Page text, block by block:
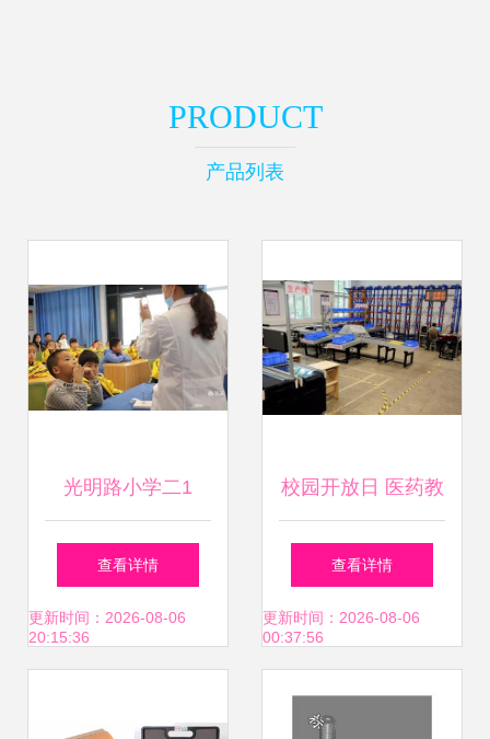
PRODUCT
产品列表
光明路小学二1
班“我是眼科小医
生”实践活动圆满举
查看详情
更新时间：2026-08-06
20:15:36
校园开放日 医药教
学器材展开启健康
探索之旅
查看详情
更新时间：2026-08-06
00:37:56